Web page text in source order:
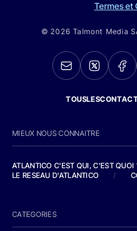
Termes et
© 2026 Talmont Media
MIEUX NOUS CONNAITRE
ATLANTICO C'EST QUI, C'EST QUOI
LE RESEAU D'ATLANTICO
/
CATEGORIES